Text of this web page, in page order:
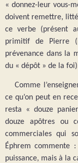
« donnez-leur vous-
doivent remettre,
ce verbe (présent
primitif de Pierre
prévenance dans la
du « dépôt » de la
Comme
ce qu’on peut en
resta « douze
douze apôtres ou
commerciales qui
Éphrem commente
puissance, mais à la